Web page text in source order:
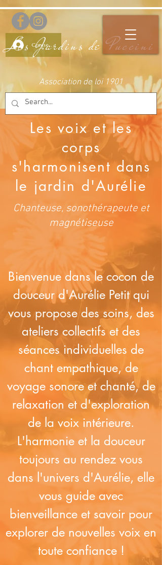
Connectez-vous
Les Jardins de Puccini
Association de loi 1901
Les voix et les
corps
s'harmonisent dans
le jardin d'Aurélie
Chanteuse, sonothérapeute et
magnétiseuse
Bienvenue dans le cocon de
douceur d'Aurélie Petit qui
vous propose des soins, des
ateliers collectifs et des
séances individuelles de
chant empathique, de
voyage sonore et chanté, de
relaxation et d'exploration
de la voix intérieure.
L'harmonie et la douceur
toujours au rendez vous
dans l'univers d'Aurélie, elle
vous guide avec
bienveillance et savoir pour
explorer de nouvelles voix en
toute confiance !